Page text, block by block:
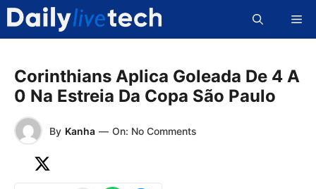
Skip
content
Corinthians Aplica Goleada De 4 A
0 Na Estreia Da Copa São Paulo
By Kanha — On: No Comments